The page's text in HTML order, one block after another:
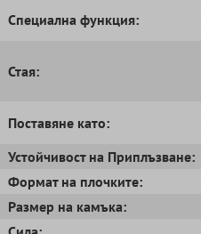
Специална функция:
Стая:
Поставяне като:
Устойчивост на Приплъзване:
Формат на плочките:
Размер на камъка: